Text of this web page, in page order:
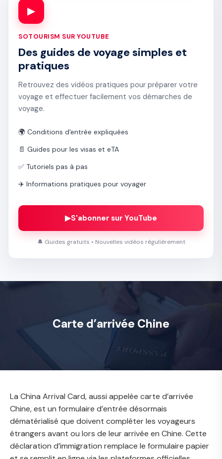
▶
SOTOURISM SUR YOUTUBE
Des guides de voyage simples et
pratiques
Retrouvez des vidéos pratiques pour préparer votre
voyage et effectuer facilement vos démarches de
voyage.
🌍 Conditions d'entrée expliquées
📄 Guides pour les visas et eTA
✅ Tutoriels pas à pas
✈️ Informations pratiques pour voyager
▶S'abonner sur YouTube
🔔 Guides gratuits • Nouvelles vidéos régulièrement
Carte d’arrivée Chine
La China Arrival Card, aussi appelée carte d’arrivée
Chine, est un formulaire d’entrée désormais
dématérialisé que doivent compléter les voyageurs
étrangers avant ou lors de leur arrivée en Chine. Cette
déclaration d’immigration remplace le formulaire papier